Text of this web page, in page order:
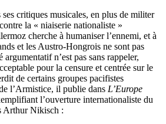
critiques musicales, en plus de militer
la « niaiserie nationaliste »
cherche à humaniser l’ennemi, et à
et les Austro-Hongrois ne sont pas
argumentatif n’est pas sans rappeler,
pour la censure et centrée sur le
de certains groupes pacifistes
l’Armistice, il publie dans L’Europe
l’ouverture internationaliste du
Arthur Nikisch :